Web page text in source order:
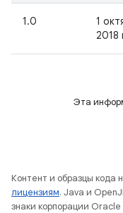
1.0
1
2018
Эта
Контент и образцы кода
лицензиям. Java и
знаки корпорации